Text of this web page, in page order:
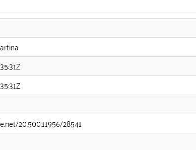
20.500.11956/28541